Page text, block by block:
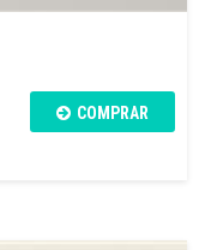
COMPRAR